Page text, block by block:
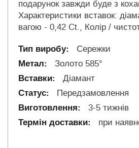
подарунок завжди буде з
Характеристики вставок:
вагою - 0,42 Ct., Колір /
Сережки
Золото 585°
Діамант
Передзамовлення
3-5 тижнів
при